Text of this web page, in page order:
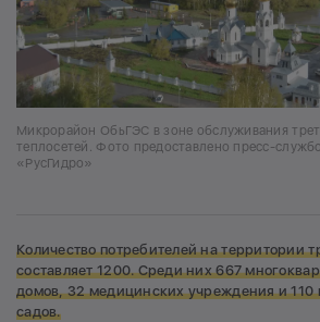
Микрорайон ОбьГЭС в зоне обслуживания
теплосетей. Фото предоставлено пресс-
«РусГидро»
Количество потребителей на территории
составляет 1200. Среди них 667
домов, 32 медицинских учреждения и 110
садов.